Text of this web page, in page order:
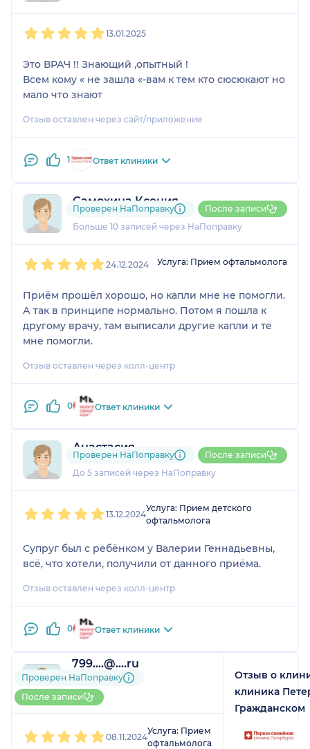
13.01.2025
Это ВРАЧ !! Знающий ,опытный !
Всем кому « не зашла «-вам к тем кто сюсюкают но
мало что знают
Отзыв оставлен через сайт/приложение
1 Ответ клиники
Самохина Ксения
1 отзыв
Больше 10 записей через НаПоправку
Проверен НаПоправку После записи
24.12.2024 Услуга: Прием офтальмолога
Приём прошёл хорошо, но капли мне не помогли.
А так в принципе нормально. Потом я пошла к
другому врачу, там выписали другие капли и те
мне помогли.
Отзыв оставлен через колл-центр
0 Ответ клиники
Анастасия
1 отзыв
До 5 записей через НаПоправку
Проверен НаПоправку После записи
13.12.2024
Услуга: Прием детского
офтальмолога
Супруг был с ребёнком у Валерии Геннадьевны,
всё, что хотели, получили от данного приёма.
Отзыв оставлен через колл-центр
0 Ответ клиники
799....@....ru
1 отзыв
До 5 записей через
НаПоправку
Проверен НаПоправку
После записи
08.11.2024
Услуга: Прием
офтальмолога
Отзыв о
клиника
Гражданском